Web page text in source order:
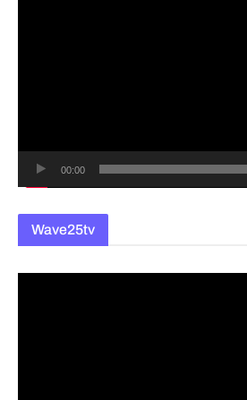
00:00
Wave25tv